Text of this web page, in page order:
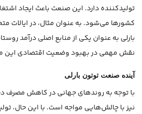
تولیدکننده دارد. این صنعت باعث ایجاد
کشورها می‌شود. به عنوان مثال، در ایالات
بارلی به عنوان یکی از منابع اصلی درآمد
نقش مهمی در بهبود وضعیت اقتصادی این
آینده صنعت توتون بارلی
با توجه به روندهای جهانی در کاهش مصرف
نیز با چالش‌هایی مواجه است. با این حال،